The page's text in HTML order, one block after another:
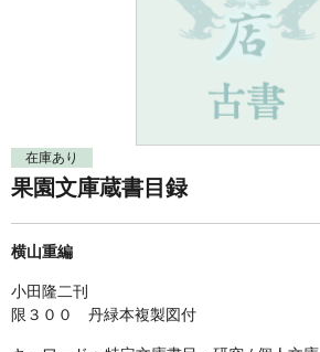
単行本◆日本語史
単行本◆美術
Ｗｅｂ版
美本なし
古書目録
在庫あり
果園文庫蔵書目録
横山重編
小田隆二刊
限３００ 丹緑本複製図付